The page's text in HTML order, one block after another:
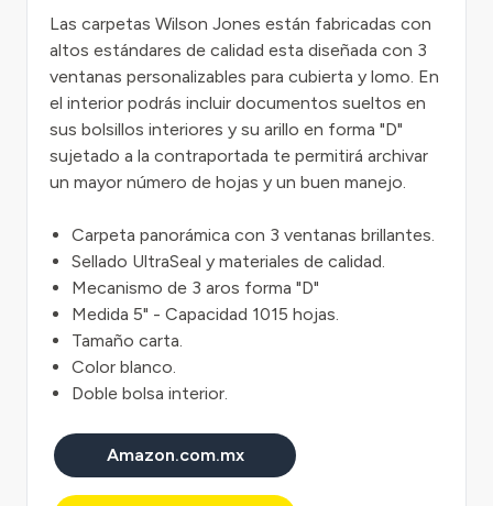
Las carpetas Wilson Jones están fabricadas con
altos estándares de calidad esta diseñada con 3
ventanas personalizables para cubierta y lomo. En
el interior podrás incluir documentos sueltos en
sus bolsillos interiores y su arillo en forma "D"
sujetado a la contraportada te permitirá archivar
un mayor número de hojas y un buen manejo.
Carpeta panorámica con 3 ventanas brillantes.
Sellado UltraSeal y materiales de calidad.
Mecanismo de 3 aros forma "D"
Medida 5" - Capacidad 1015 hojas.
Tamaño carta.
Color blanco.
Doble bolsa interior.
Amazon.com.mx